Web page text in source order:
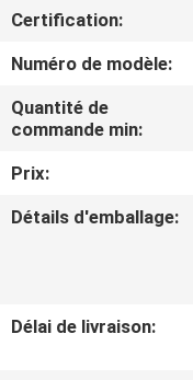
VISITE
D'USINE
CONTRÔLE
DE
CONTACTEZ-
Certification:
Numéro de modèle:
Quantité de
commande min:
Prix:
Détails d'emballage:
Délai de livraison: